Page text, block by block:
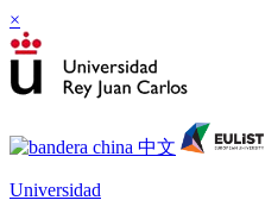
×
Universidad